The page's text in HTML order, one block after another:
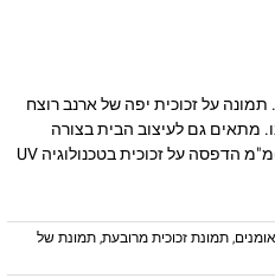
תמונת זכוכית לחדר שינה – SH-085. תמונה על זכוכית יפה של ארנב רוצח
מתאים גם לעיצוב הבית בצורה
יוקרתית וייחודית. זכוכית מחוסמת 6מ"מ הדפסה על זכוכית בטכנולוגיה UV
,תמונת זכוכית מרובעת,תמונת של